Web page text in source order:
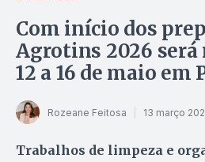
Com início dos
Agrotins 2026 será
12 a 16 de maio em
Rozeane Feitosa 13 março
Trabalhos de limpeza e